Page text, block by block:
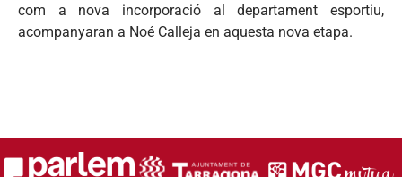
com a nova incorporació al departament esportiu,
acompanyaran a Noé Calleja en aquesta nova etapa.